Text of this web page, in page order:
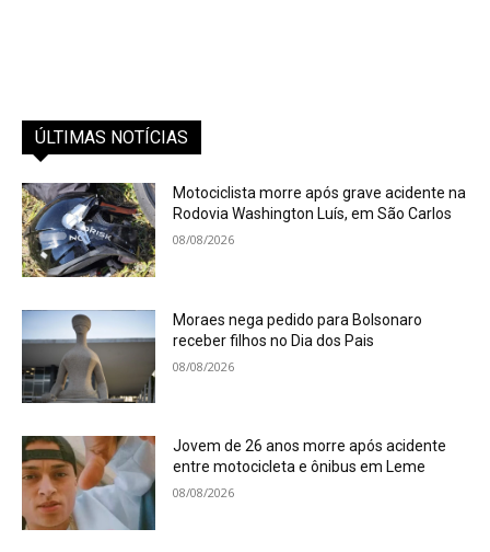
ÚLTIMAS NOTÍCIAS
Motociclista morre após grave acidente na
Rodovia Washington Luís, em São Carlos
08/08/2026
Moraes nega pedido para Bolsonaro
receber filhos no Dia dos Pais
08/08/2026
Jovem de 26 anos morre após acidente
entre motocicleta e ônibus em Leme
08/08/2026